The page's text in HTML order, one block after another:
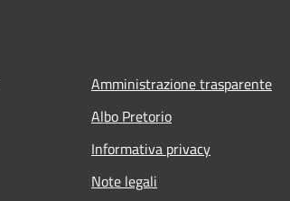
Amministrazione trasparente
Albo Pretorio
Informativa privacy
Note legali